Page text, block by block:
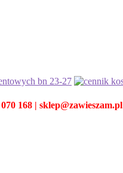
168 | sklep@zawieszam.pl